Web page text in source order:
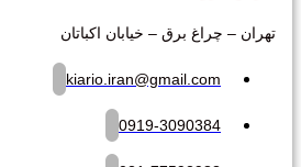
تهران – چراغ برق – خیابان اکباتان
kiario.iran@gmail.com
0919-3090384